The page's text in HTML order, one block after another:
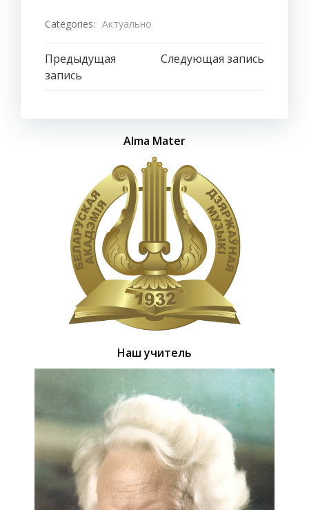
Categories: Актуально
Навигация
записям
Предыдущая
запись
Навигация
записям
Следующая запись
Alma Mater
Наш учитель